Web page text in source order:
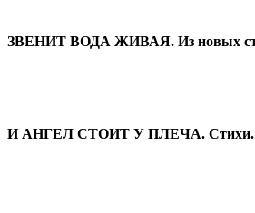
ЗВЕНИТ ВОДА ЖИВАЯ. Из новых
И АНГЕЛ СТОИТ У ПЛЕЧА. Стихи.